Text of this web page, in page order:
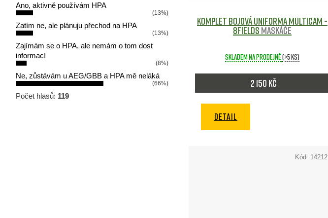
Ano, aktivně používám HPA
(13%)
Zatím ne, ale plánuju přechod na HPA
(13%)
Zajímám se o HPA, ale nemám o tom dost
informací
(8%)
Ne, zůstávám u AEG/GBB a HPA mě neláká
(66%)
Počet hlasů: 119
Komplet bojová uniforma Multicam -
8FieldsMaskáče
Skladem na prodejně(>5 ks)
2 150 Kč
DETAIL
Kód: